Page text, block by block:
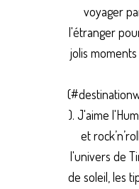
voyager
l'étranger
jolis
). J'aime
et
l'univers de
de soleil, les